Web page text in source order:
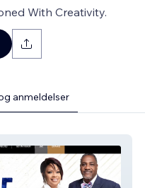
With Creativity.
anmeldelser